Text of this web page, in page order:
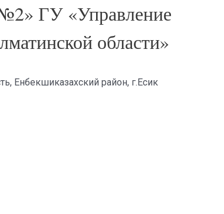
ГУ «Управление
области»
Енбекшиказахский район, г.Есик